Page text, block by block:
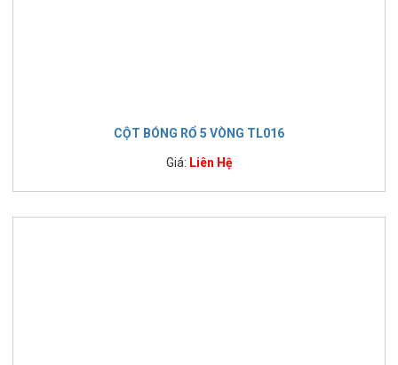
CỘT BÓNG RỔ 5 VÒNG TL016
Giá: Liên Hệ